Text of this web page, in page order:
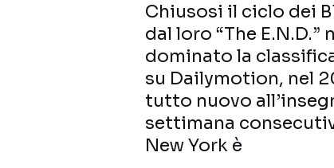
Chiusosi il ciclo dei
dal loro “The
dominato la
su Dailymotion, nel
tutto nuovo
settimana
New York è